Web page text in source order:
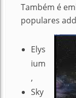
Também é
populares
Elys
ium
,
Sky